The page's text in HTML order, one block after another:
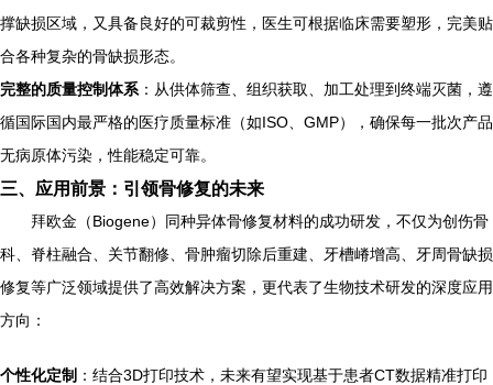
撑缺损区域，又具备良好的可裁剪性，医生可根据临床需要塑形，完美贴
合各种复杂的骨缺损形态。
完整的质量控制体系 ：从供体筛查、组织获取、加工处理到终端灭菌，遵
循国际国内最严格的医疗质量标准（如ISO、GMP），确保每一批次产品
无病原体污染，性能稳定可靠。
三、应用前景：引领骨修复的未来
拜欧金（Biogene）同种异体骨修复材料的成功研发，不仅为创伤骨
科、脊柱融合、关节翻修、骨肿瘤切除后重建、牙槽嵴增高、牙周骨缺损
修复等广泛领域提供了高效解决方案，更代表了生物技术研发的深度应用
方向：
个性化定制 ：结合3D打印技术，未来有望实现基于患者CT数据精准打印